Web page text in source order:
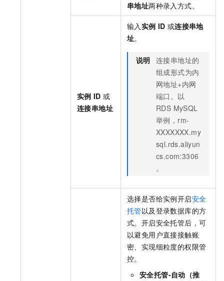
串地址两种录入方式。
实例 ID 或
连接串地址
输入实例 ID 或连接串地
址。
说明 连接串地址的
组成形式为内
网地址+内网
端口。以
RDS MySQL
举例，rm-
XXXXXXX.my
sql.rds.aliyun
cs.com:3306
。
选择是否给实例开启安全
托管以及登录数据库的方
式。开启安全托管后，可
以避免用户直接接触账
密、实现细粒度的权限管
控。
安全托管-自动（推